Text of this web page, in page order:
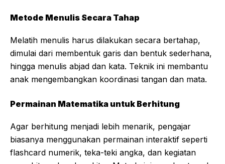
Metode Menulis Secara Tahap
Melatih menulis harus dilakukan secara bertahap,
dimulai dari membentuk garis dan bentuk sederhana,
hingga menulis abjad dan kata. Teknik ini membantu
anak mengembangkan koordinasi tangan dan mata.
Permainan Matematika untuk Berhitung
Agar berhitung menjadi lebih menarik, pengajar
biasanya menggunakan permainan interaktif seperti
flashcard numerik, teka-teki angka, dan kegiatan